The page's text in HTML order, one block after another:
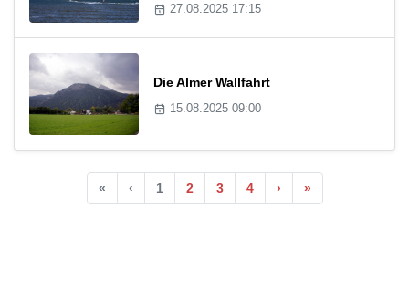
27.08.2025 17:15
Die Almer Wallfahrt
15.08.2025 09:00
« ‹ 1 2 3 4 › »